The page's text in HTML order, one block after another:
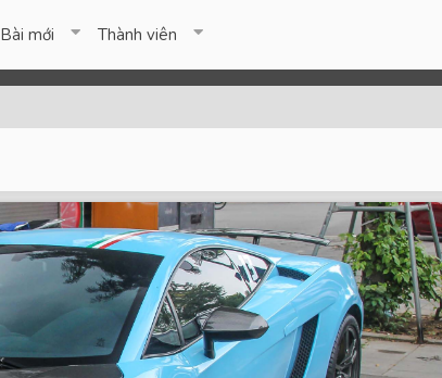
Bài mới Thành viên